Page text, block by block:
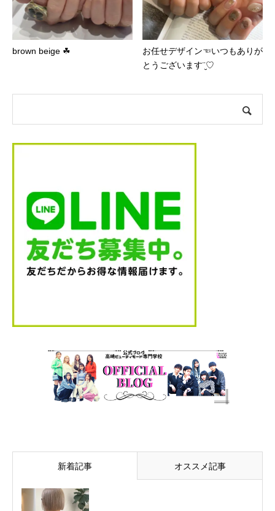
brown beige ☘︎
お任せデザイン☜いつもありが
とうございます¨̮♡
新着記事 オススメ記事